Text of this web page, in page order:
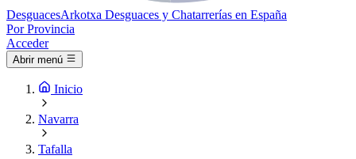
DesguacesArkotxa Desguaces y Chatarrerías en España
Por Provincia
Acceder
Abrir menú
Inicio
Navarra
Tafalla